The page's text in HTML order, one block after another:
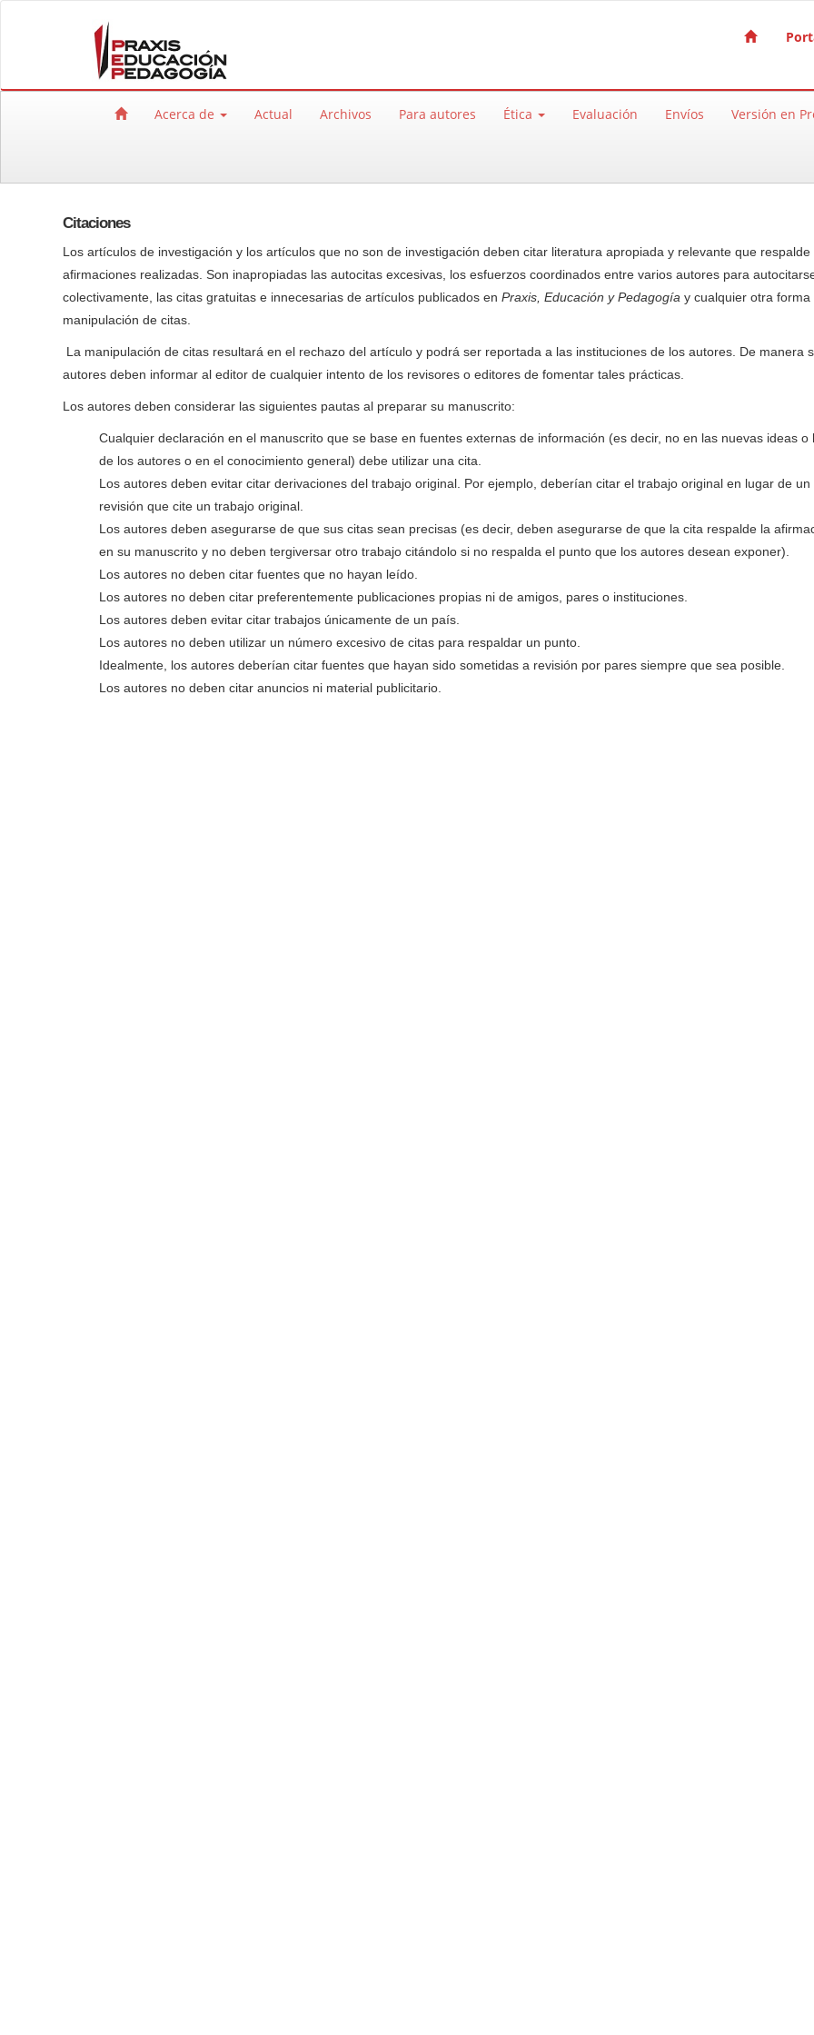
Navegación principal
Contenido principal
Barra lateral
Acerca de Actual Archivos Para autores Ética Evaluación Envíos Versión en
Citaciones
Los artículos de investigación y los artículos que no son de investigación deben citar literatura apropiada y relevante que respalde
afirmaciones realizadas. Son inapropiadas las autocitas excesivas, los esfuerzos coordinados entre varios autores para
colectivamente, las citas gratuitas e innecesarias de artículos publicados en Praxis, Educación y Pedagogía y cualquier otra forma
manipulación de citas.
La manipulación de citas resultará en el rechazo del artículo y podrá ser reportada a las instituciones de los autores. De manera
autores deben informar al editor de cualquier intento de los revisores o editores de fomentar tales prácticas.
Los autores deben considerar las siguientes pautas al preparar su manuscrito:
Cualquier declaración en el manuscrito que se base en fuentes externas de información (es decir, no en las nuevas ideas o
de los autores o en el conocimiento general) debe utilizar una cita.
Los autores deben evitar citar derivaciones del trabajo original. Por ejemplo, deberían citar el trabajo original en lugar de
revisión que cite un trabajo original.
Los autores deben asegurarse de que sus citas sean precisas (es decir, deben asegurarse de que la cita respalde la
en su manuscrito y no deben tergiversar otro trabajo citándolo si no respalda el punto que los autores desean exponer).
Los autores no deben citar fuentes que no hayan leído.
Los autores no deben citar preferentemente publicaciones propias ni de amigos, pares o instituciones.
Los autores deben evitar citar trabajos únicamente de un país.
Los autores no deben utilizar un número excesivo de citas para respaldar un punto.
Idealmente, los autores deberían citar fuentes que hayan sido sometidas a revisión por pares siempre que sea posible.
Los autores no deben citar anuncios ni material publicitario.